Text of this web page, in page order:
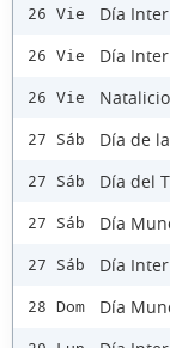
26 Vie Día
26 Vie Día
26 Vie
27 Sáb Día de
27 Sáb Día del
27 Sáb Día
27 Sáb Día
28 Dom Día